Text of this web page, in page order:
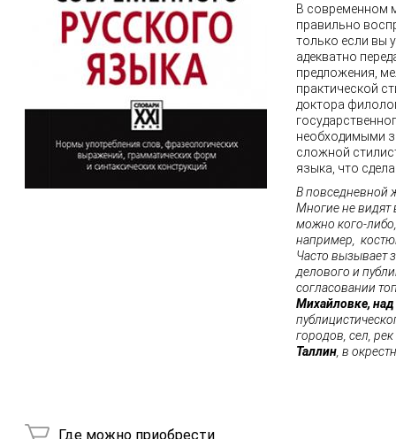
В современном
правильно
только если вы
адекватно
предложения,
практической
доктора
необходимыми
сложной
языка, что
В повседневной
Многие не
можно кого-
например,
Часто вызывает
делового и
согласовании
Михайловке,
городов, сел,
Таллин , в
Где можно приобрести